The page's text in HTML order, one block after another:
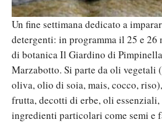
Un fine settimana dedicato a
detergenti: in programma il 25 e 26
di botanica Il Giardino di
Marzabotto. Si parte da oli vegetali
oliva, olio di soia, mais, cocco,
frutta, decotti di erbe, oli
ingredienti particolari come semi e